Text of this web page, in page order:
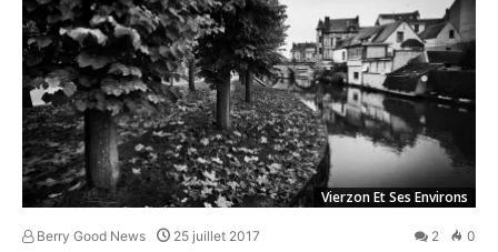
Vierzon Et Ses Environs
Berry Good News 25 juillet 2017 2 0